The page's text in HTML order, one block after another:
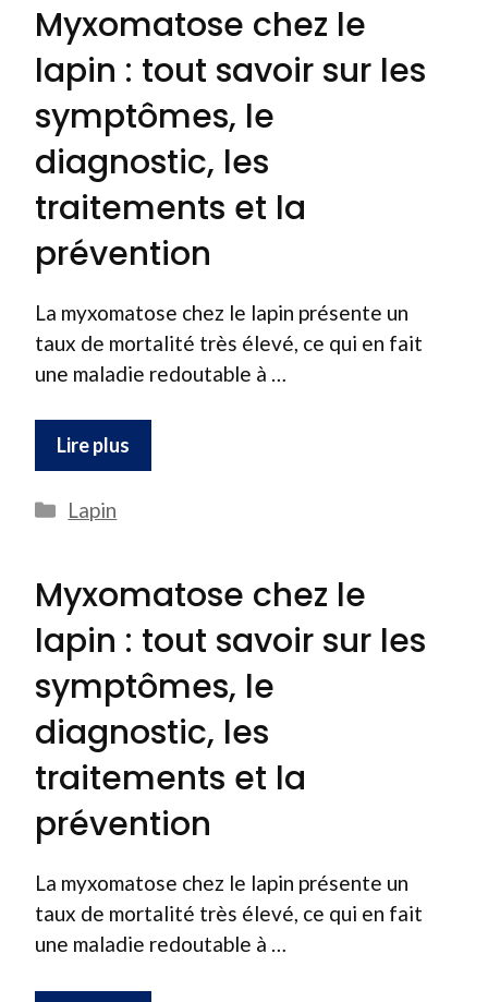
Myxomatose chez le
lapin : tout savoir sur les
symptômes, le
diagnostic, les
traitements et la
prévention
La myxomatose chez le lapin présente un
taux de mortalité très élevé, ce qui en fait
une maladie redoutable à …
Lire plus
Catégories
Lapin
Myxomatose chez le
lapin : tout savoir sur les
symptômes, le
diagnostic, les
traitements et la
prévention
La myxomatose chez le lapin présente un
taux de mortalité très élevé, ce qui en fait
une maladie redoutable à …